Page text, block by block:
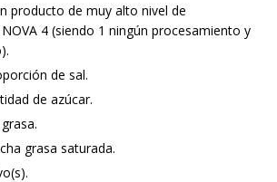
producto de muy alto nivel de
4 (siendo 1 ningún procesamiento y
de sal.
de azúcar.
grasa saturada.